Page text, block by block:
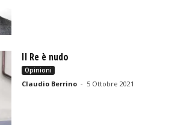
Il Re è nudo
Opinioni
Claudio Berrino - 5 Ottobre 2021